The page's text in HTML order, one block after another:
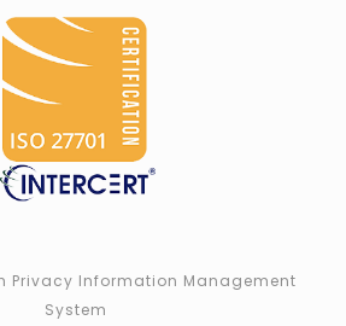
Privacy Information Management
System